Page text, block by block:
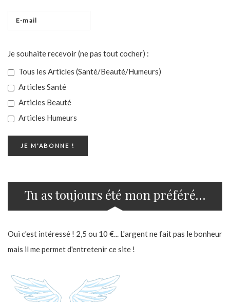
Je souhaite recevoir (ne pas tout cocher) :
Tous les Articles (Santé/Beauté/Humeurs)
Articles Santé
Articles Beauté
Articles Humeurs
Tu as toujours été mon préféré…
Oui c'est intéressé ! 2,5 ou 10 €... L'argent ne fait pas le bonheur
mais il me permet d'entretenir ce site !